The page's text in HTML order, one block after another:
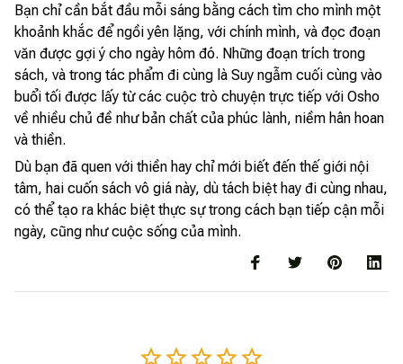
Bạn chỉ cần bắt đầu mỗi sáng bằng cách tìm cho mình một
khoảnh khắc để ngồi yên lặng, với chính mình, và đọc đoạn
văn được gợi ý cho ngày hôm đó. Những đoạn trích trong
sách, và trong tác phẩm đi cùng là Suy ngẫm cuối cùng vào
buổi tối được lấy từ các cuộc trò chuyện trực tiếp với Osho
về nhiều chủ đề như bản chất của phúc lành, niềm hân hoan
và thiền.
Dù bạn đã quen với thiền hay chỉ mới biết đến thế giới nội
tâm, hai cuốn sách vô giá này, dù tách biệt hay đi cùng nhau,
có thể tạo ra khác biệt thực sự trong cách bạn tiếp cận mỗi
ngày, cũng như cuộc sống của mình.